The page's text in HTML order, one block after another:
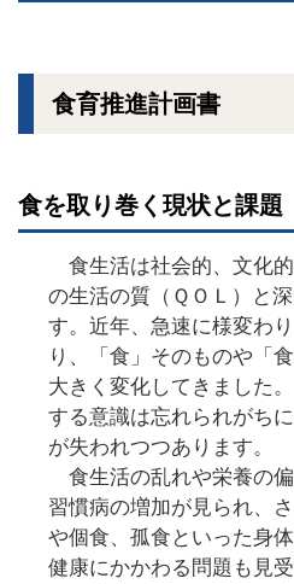
食育推進計画書
食を取り巻く現状と課題
食生活は社会的、文化
の生活の質（ＱＯＬ）と
す。近年、急速に様変わ
り、「食」そのものや「
大きく変化してきました
する意識は忘れられがち
が失われつつあります。
食生活の乱れや栄養の
習慣病の増加が見られ、
や個食、孤食といった身
健康にかかわる問題も見